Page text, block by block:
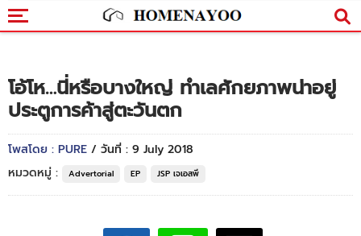
โอ้โห…นี่หรือบางใหญ่ ทำเลศักยภาพน่าอยู่
ประตูการค้าสู่ตะวันตก
โพสโดย : PURE / วันที่ : 9 July 2018
หมวดหมู่ :
Advertorial EP JSP เจเอสพี